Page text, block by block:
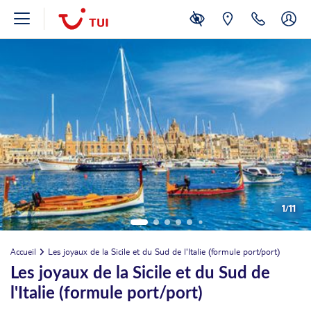
1/11
Accueil Les joyaux de la Sicile et du Sud de l'Italie (formule port/port)
Les joyaux de la Sicile et du Sud de
l'Italie (formule port/port)